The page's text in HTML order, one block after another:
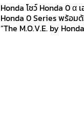
Honda โชว์ Honda 0 α
Honda 0 Series พร้อม
“The M.O.V.E. by